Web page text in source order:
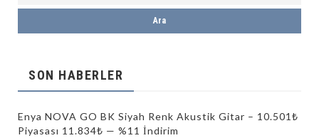
SON HABERLER
Enya NOVA GO BK Siyah Renk Akustik Gitar – 10.501₺
Piyasası 11.834₺ — %11 İndirim